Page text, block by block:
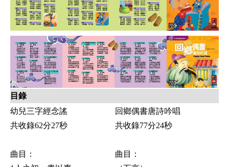
目錄
幼兒三字經念謠
共收錄62分27秒
曲目：
回鄉偶書唐詩吟唱
共收錄77分24秒
曲目：